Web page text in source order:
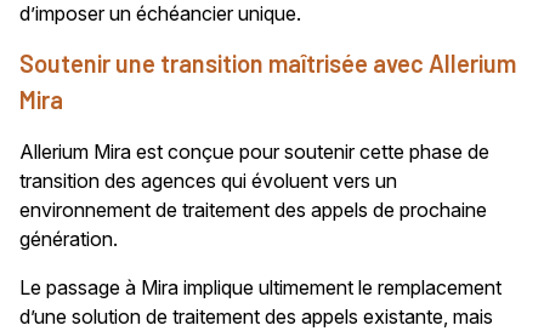
d’imposer un échéancier unique.
Soutenir une transition maîtrisée avec Allerium
Mira
Allerium Mira est conçue pour soutenir cette phase de
transition des agences qui évoluent vers un
environnement de traitement des appels de prochaine
génération.
Le passage à Mira implique ultimement le remplacement
d’une solution de traitement des appels existante, mais